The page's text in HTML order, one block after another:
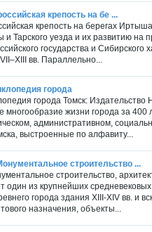
крепость на бе ...
крепость на берегах
Тарского уезда и их развитию на
государства и Сибирского
вв. Параллельно...
города
города Томск: Издательство
жизни города за 400
административном,
выстроенные по алфавиту...
строительство ...
строительство,
из крупнейших средневековых
города здания XIII-XIV вв. и
назначения, объекты...